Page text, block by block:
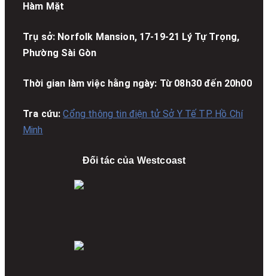
Hàm Mặt
Trụ sở: Norfolk Mansion, 17-19-21 Lý Tự Trọng,
Phường Sài Gòn
Thời gian làm việc hằng ngày: Từ 08h30 đến 20h00
Tra cứu: Cổng thông tin điện tử Sở Y Tế TP. Hồ Chí
Minh
Đối tác của Westcoast